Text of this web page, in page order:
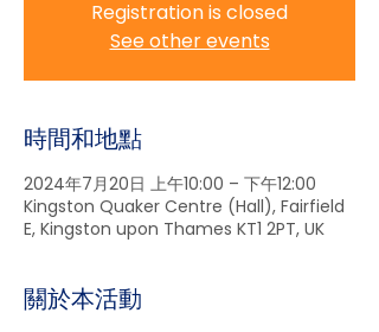
Registration is closed
See other events
時間和地點
2024年7月20日 上午10:00 – 下午12:00
Kingston Quaker Centre (Hall), Fairfield
E, Kingston upon Thames KT1 2PT, UK
關於本活動